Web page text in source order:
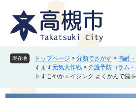
現在地 トップページ > 分類でさがす > 高齢
すます元気大作戦 > 介護予防コラム
トすこやかエイジング よくかんで脳